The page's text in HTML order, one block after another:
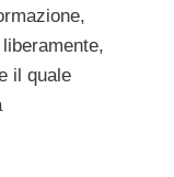
il quale